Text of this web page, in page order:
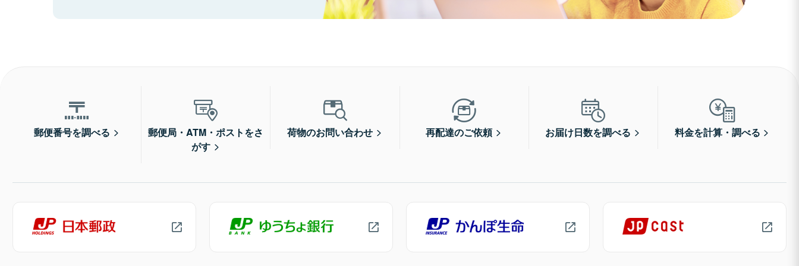
郵便番号を調べる
郵便局・ATM・ポストをさ
がす
荷物のお問い合わせ 再配達のご依頼 お届け日数を調べる 料金を計算・調べる